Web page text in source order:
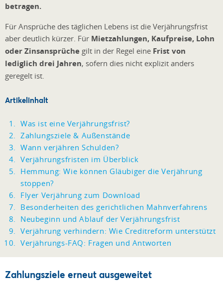
betragen.
Für Ansprüche des täglichen Lebens ist die Verjährungsfrist
aber deutlich kürzer. Für Mietzahlungen, Kaufpreise, Lohn
oder Zinsansprüche gilt in der Regel eine Frist von
lediglich drei Jahren, sofern dies nicht explizit anders
geregelt ist.
Artikelinhalt
Was ist eine Verjährungsfrist?
Zahlungsziele & Außenstände
Wann verjähren Schulden?
Verjährungsfristen im Überblick
Hemmung: Wie können Gläubiger die Verjährung
stoppen?
Flyer Verjährung zum Download
Besonderheiten des gerichtlichen Mahnverfahrens
Neubeginn und Ablauf der Verjährungsfrist
Verjährung verhindern: Wie Creditreform unterstützt
Verjährungs-FAQ: Fragen und Antworten
Zahlungsziele erneut ausgeweitet